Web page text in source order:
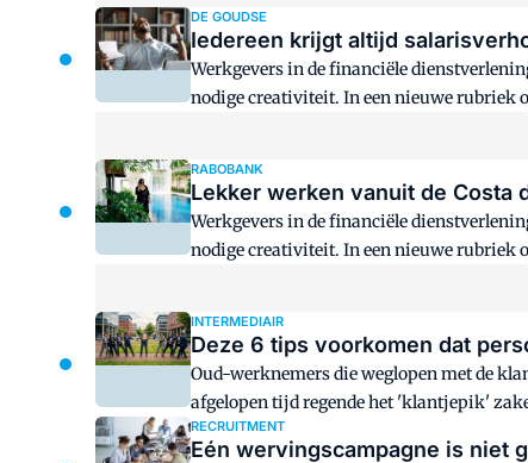
DE GOUDSE
Iedereen krijgt altijd
Werkgevers in de financiële
nodige creativiteit. In een nieuwe rubriek
RABOBANK
Lekker werken vanuit de Costa
Werkgevers in de financiële
nodige creativiteit. In een nieuwe rubriek
INTERMEDIAIR
Deze 6 tips voorkomen dat
Oud-werknemers die weglopen met de
afgelopen tijd regende het 'klantjepik'
RECRUITMENT
Eén wervingscampagne is niet